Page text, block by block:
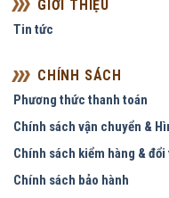
GIỚI THIỆU
Tin tức
CHÍNH SÁCH
Phương thức thanh toán
Chính sách vận chuyển &
Chính sách kiểm hàng &
Chính sách bảo hành